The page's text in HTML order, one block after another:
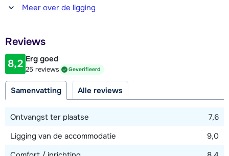
Er rijden regelmatig skibussen tussen de verschillende
parkeren in de parkeergarage bij de ingang van het dorp.
Parkeerplaatsen kun je vooraf reserveren via
www.effia.com.
Afstand tot winkel(s)
50 - 100 meter
50 - 100 meter
Afstand tot piste
10 - 25 meter
Meer over de ligging
Reviews
8,2 Erg goed
25 reviews Geverifieerd
Samenvatting Alle reviews
Ontvangst ter plaatse
7,6
Ligging van de accommodatie
9,0